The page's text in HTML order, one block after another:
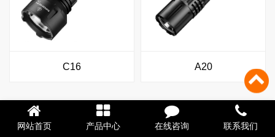
C16 A20
网站首页 产品中心 在线咨询 联系我们